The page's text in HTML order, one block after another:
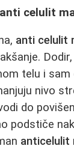
celulit
anti celulit
telu i sam
nivo
do
podstiče
anticelulit